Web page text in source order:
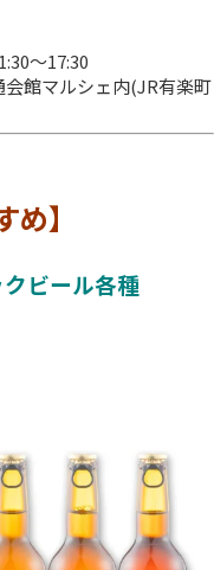
～17:30
館マルシェ内(JR有楽町
め】
ビール各種